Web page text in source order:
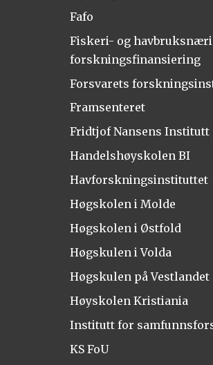
Fafo
Fiskeri- og
forskningsfinansiering
Forsvarets
Framsenteret
Fridtjof Nansens Institutt
Handelshøyskolen BI
Havforskningsinstituttet
Høgskolen i Molde
Høgskolen i Østfold
Høgskulen i Volda
Høgskulen på Vestlandet
Høyskolen Kristiania
Institutt for
KS FoU